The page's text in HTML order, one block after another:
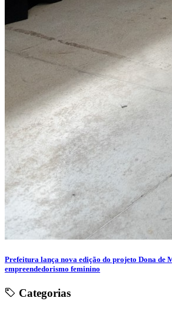
Prefeitura lança nova edição do projeto Dona de
empreendedorismo feminino
Categorias